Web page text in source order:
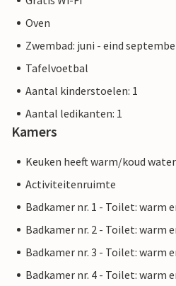
Oven
Zwembad: juni - eind
Tafelvoetbal
Aantal kinderstoelen: 1
Aantal ledikanten: 1
Kamers
Keuken heeft warm/koud water
Activiteitenruimte
Badkamer nr. 1 - Toilet: warm
Badkamer nr. 2 - Toilet: warm
Badkamer nr. 3 - Toilet: warm
Badkamer nr. 4 - Toilet: warm